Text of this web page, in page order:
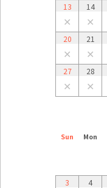
13
✕
14
✕
20
✕
21
✕
27
✕
28
✕
Sun Mon
3 4